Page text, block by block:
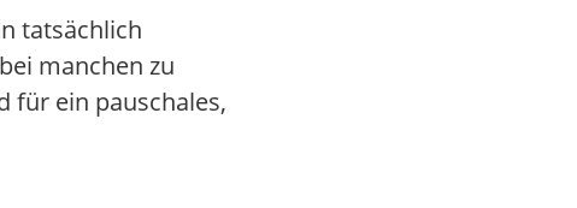
tatsächlich
manchen zu
für ein pauschales,